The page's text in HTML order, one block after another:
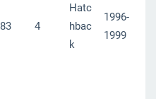
83 4
Hatc
hbac
k
1996-
1999